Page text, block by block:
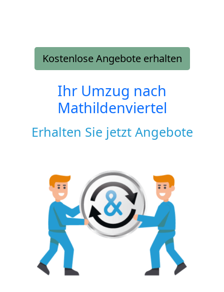
Kostenlose Angebote erhalten
Ihr Umzug nach
Mathildenviertel
Erhalten Sie jetzt Angebote